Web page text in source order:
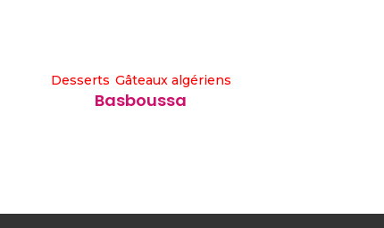
Desserts Gâteaux algériens
Basboussa